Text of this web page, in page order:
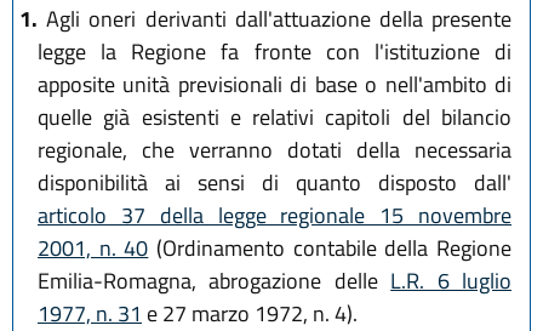
1. Agli oneri derivanti dall'attuazione della presente
legge la Regione fa fronte con l'istituzione di
apposite unità previsionali di base o nell'ambito di
quelle già esistenti e relativi capitoli del bilancio
regionale, che verranno dotati della necessaria
disponibilità ai sensi di quanto disposto dall'
articolo 37 della legge regionale 15 novembre
2001, n. 40 (Ordinamento contabile della Regione
Emilia-Romagna, abrogazione delle L.R. 6 luglio
1977, n. 31 e 27 marzo 1972, n. 4).